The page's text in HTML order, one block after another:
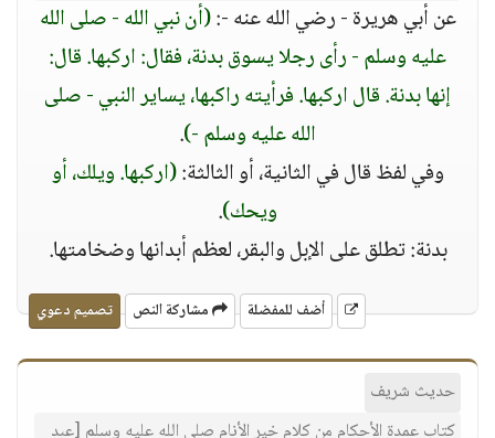
عن أبي هريرة - رضي الله عنه -:(أن نبي الله - صلى الله
عليه وسلم - رأى رجلا يسوق بدنة، فقال: اركبها. قال:
إنها بدنة. قال اركبها. فرأيته راكبها، يساير النبي - صلى
الله عليه وسلم -).
وفي لفظ قال في الثانية، أو الثالثة:(اركبها. ويلك، أو
ويحك).
بدنة: تطلق على الإبل والبقر، لعظم أبدانها وضخامتها.
أضف للمفضلة مشاركة النص تصميم دعوي
حديث شريف
كتاب عمدة الأحكام من كلام خير الأنام صلى الله عليه وسلم [عبد